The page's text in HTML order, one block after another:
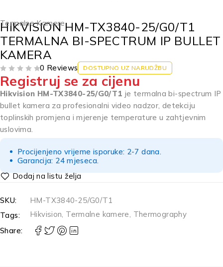
Termalne Kamere
HIKVISION HM-TX3840-25/G0/T1
TERMALNA BI-SPECTRUM IP BULLET
KAMERA
0 Reviews DOSTUPNO UZ NARUDŽBU
Registruj se za cijenu
Hikvision HM-TX3840-25/G0/T1 je termalna bi-spectrum IP
bullet kamera za profesionalni video nadzor, detekciju
toplinskih promjena i mjerenje temperature u zahtjevnim
uslovima.
Procijenjeno vrijeme isporuke: 2-7 dana.
Garancija: 24 mjeseca.
SKU:
HM-TX3840-25/G0/T1
Tags:
Hikvision, Termalne kamere, Thermography
Share: